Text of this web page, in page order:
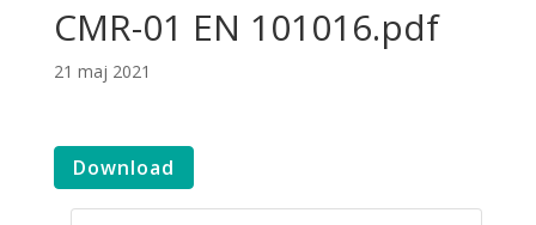
CMR-01 EN 101016.pdf
21 maj 2021
Download